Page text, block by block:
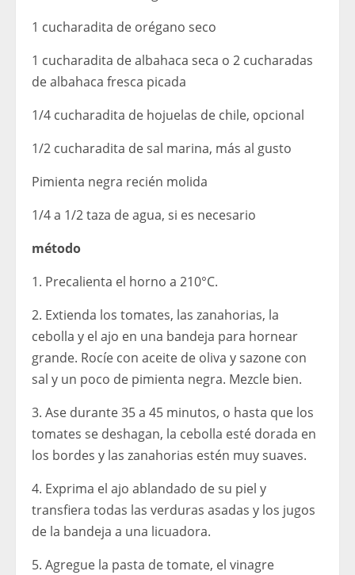
1 cucharadita de orégano seco
1 cucharadita de albahaca seca o 2 cucharadas
de albahaca fresca picada
1/4 cucharadita de hojuelas de chile, opcional
1/2 cucharadita de sal marina, más al gusto
Pimienta negra recién molida
1/4 a 1/2 taza de agua, si es necesario
método
1. Precalienta el horno a 210°C.
2. Extienda los tomates, las zanahorias, la
cebolla y el ajo en una bandeja para hornear
grande. Rocíe con aceite de oliva y sazone con
sal y un poco de pimienta negra. Mezcle bien.
3. Ase durante 35 a 45 minutos, o hasta que los
tomates se deshagan, la cebolla esté dorada en
los bordes y las zanahorias estén muy suaves.
4. Exprima el ajo ablandado de su piel y
transfiera todas las verduras asadas y los jugos
de la bandeja a una licuadora.
5. Agregue la pasta de tomate, el vinagre